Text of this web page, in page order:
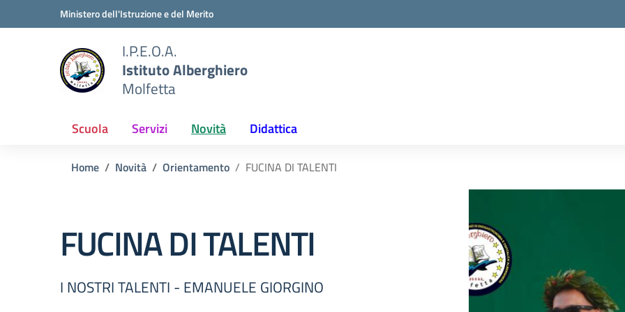
Vai ai contenuti
Vai al menu di navigazioneMinistero dell'Istruzione e del Merito
I.P.E.O.A.
Istituto Alberghiero
Molfetta
Scuola Servizi Novità Didattica
Home Novità Orientamento FUCINA DI TALENTI
FUCINA DI TALENTI
I NOSTRI TALENTI - EMANUELE GIORGINO